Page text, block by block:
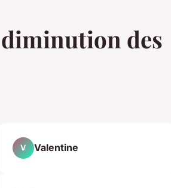
des
V Valentine